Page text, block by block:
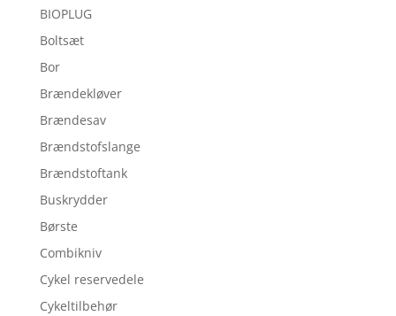
BIOPLUG
Boltsæt
Bor
Brændekløver
Brændesav
Brændstofslange
Brændstoftank
Buskrydder
Børste
Combikniv
Cykel reservedele
Cykeltilbehør